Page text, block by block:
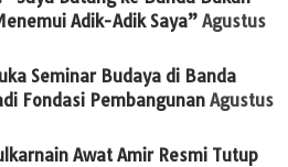
Adik-Adik Saya” Agustus
Seminar Budaya di Banda
Fondasi Pembangunan Agustus
Awat Amir Resmi Tutup